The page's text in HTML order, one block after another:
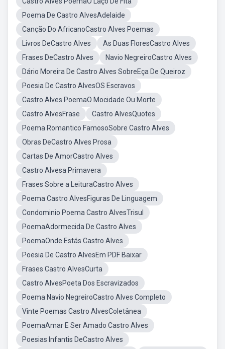
Poema De Castro AlvesAdelaide
Canção Do AfricanoCastro Alves Poemas
Livros DeCastro Alves
As Duas FloresCastro Alves
Frases DeCastro Alves
Navio NegreiroCastro Alves
Dário Moreira De Castro Alves SobreEça De Queiroz
Poesia De Castro AlvesOS Escravos
Castro Alves PoemaO Mocidade Ou Morte
Castro AlvesFrase
Castro AlvesQuotes
Poema Romantico FamosoSobre Castro Alves
Obras DeCastro Alves Prosa
Cartas De AmorCastro Alves
Castro Alvesa Primavera
Frases Sobre a LeituraCastro Alves
Poema Castro AlvesFiguras De Linguagem
Condominio Poema Castro AlvesTrisul
PoemaAdormecida De Castro Alves
PoemaOnde Estás Castro Alves
Poesia De Castro AlvesEm PDF Baixar
Frases Castro AlvesCurta
Castro AlvesPoeta Dos Escravizados
Poema Navio NegreiroCastro Alves Completo
Vinte Poemas Castro AlvesColetânea
PoemaAmar E Ser Amado Castro Alves
Poesias Infantis DeCastro Alves